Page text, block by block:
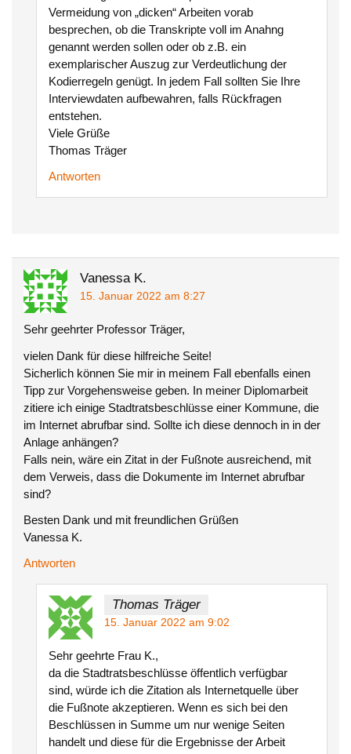
Vermeidung von „dicken“ Arbeiten vorab
besprechen, ob die Transkripte voll im Anahng
genannt werden sollen oder ob z.B. ein
exemplarischer Auszug zur Verdeutlichung der
Kodierregeln genügt. In jedem Fall sollten Sie Ihre
Interviewdaten aufbewahren, falls Rückfragen
entstehen.
Viele Grüße
Thomas Träger
Antworten
Vanessa K.
15. Januar 2022 am 8:27
Sehr geehrter Professor Träger,
vielen Dank für diese hilfreiche Seite!
Sicherlich können Sie mir in meinem Fall ebenfalls einen
Tipp zur Vorgehensweise geben. In meiner Diplomarbeit
zitiere ich einige Stadtratsbeschlüsse einer Kommune, die
im Internet abrufbar sind. Sollte ich diese dennoch in in der
Anlage anhängen?
Falls nein, wäre ein Zitat in der Fußnote ausreichend, mit
dem Verweis, dass die Dokumente im Internet abrufbar
sind?
Besten Dank und mit freundlichen Grüßen
Vanessa K.
Antworten
Thomas Träger
15. Januar 2022 am 9:02
Sehr geehrte Frau K.,
da die Stadtratsbeschlüsse öffentlich verfügbar
sind, würde ich die Zitation als Internetquelle über
die Fußnote akzeptieren. Wenn es sich bei den
Beschlüssen in Summe um nur wenige Seiten
handelt und diese für die Ergebnisse der Arbeit